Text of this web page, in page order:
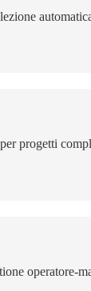
progetti
operatore-